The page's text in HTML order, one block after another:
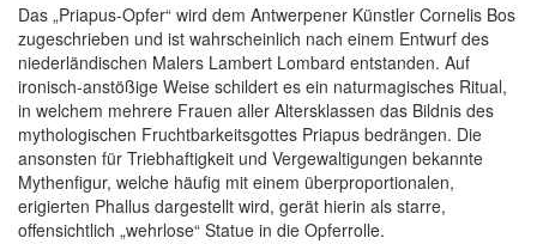
Das „Priapus-Opfer“ wird dem Antwerpener Künstler Cornelis Bos
zugeschrieben und ist wahrscheinlich nach einem Entwurf des
niederländischen Malers Lambert Lombard entstanden. Auf
ironisch-anstößige Weise schildert es ein naturmagisches Ritual,
in welchem mehrere Frauen aller Altersklassen das Bildnis des
mythologischen Fruchtbarkeitsgottes Priapus bedrängen. Die
ansonsten für Triebhaftigkeit und Vergewaltigungen bekannte
Mythenfigur, welche häufig mit einem überproportionalen,
erigierten Phallus dargestellt wird, gerät hierin als starre,
offensichtlich „wehrlose“ Statue in die Opferrolle.